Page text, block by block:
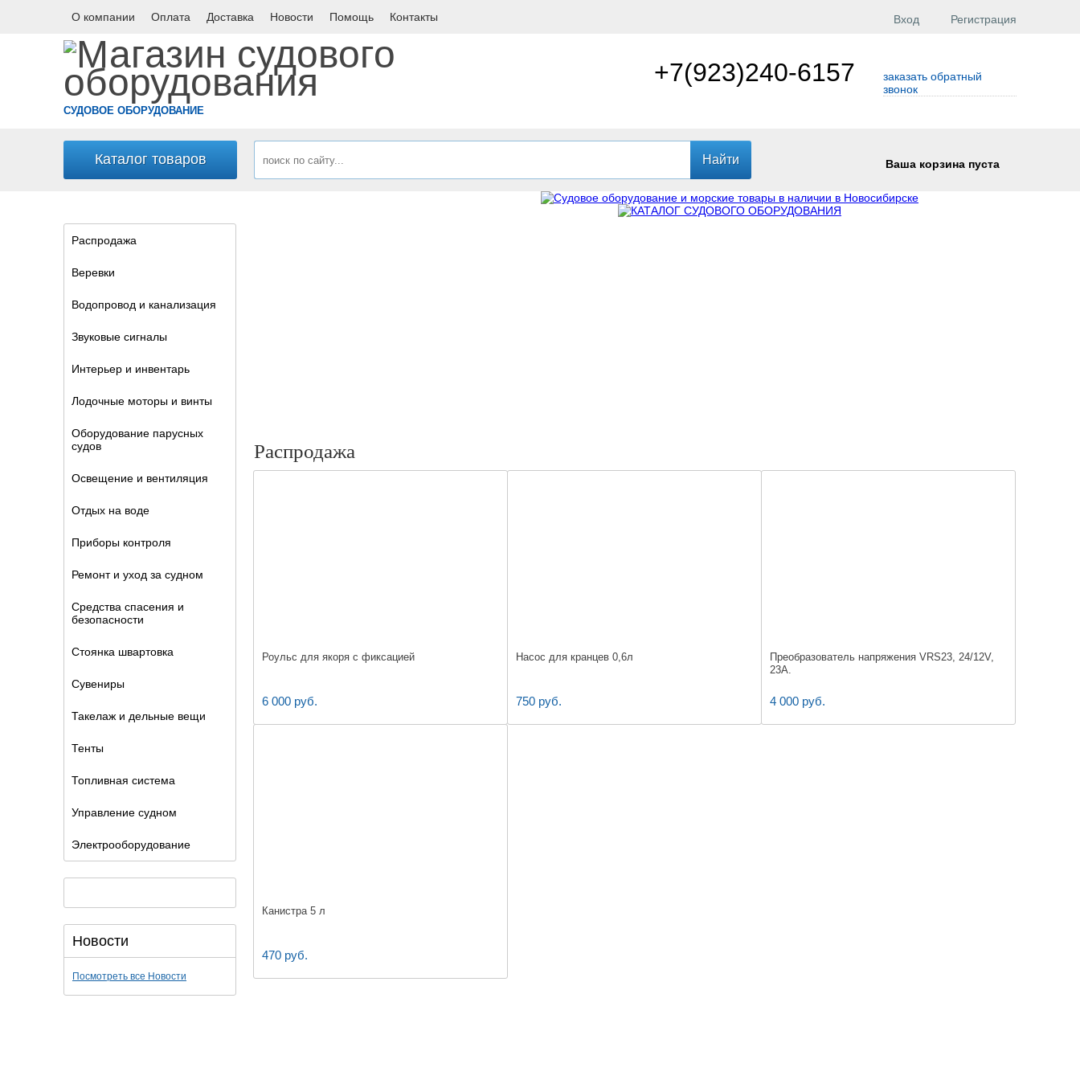
О компании Оплата Доставка Новости Помощь Контакты Вход Регистрация
СУДОВОЕ ОБОРУДОВАНИЕ
+7(923)240-6157
заказать обратный
звонок
Каталог товаров Ваша корзина пуста
Распродажа
Роульс для якоря с фиксацией
6 000 руб.
Насос для кранцев 0,6л
750 руб.
Преобразователь напряжения VRS23, 24/12V,
23A.
4 000 руб.
Канистра 5 л
470 руб.
Распродажа
Веревки
Водопровод и канализация
Звуковые сигналы
Интерьер и инвентарь
Лодочные моторы и винты
Оборудование парусных
судов
Освещение и вентиляция
Отдых на воде
Приборы контроля
Ремонт и уход за судном
Средства спасения и
безопасности
Стоянка швартовка
Сувениры
Такелаж и дельные вещи
Тенты
Топливная система
Управление судном
Электрооборудование
Новости
Посмотреть все Новости